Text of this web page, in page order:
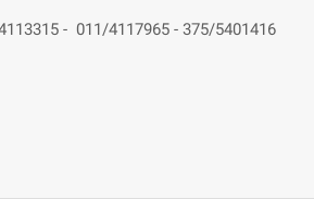
- 011/4117965 - 375/5401416